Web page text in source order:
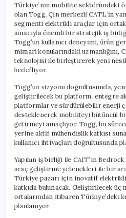
Türkiye’nin mobilite sektöründeki
olan Togg, Çin merkezli CATL’in
segmenti elektrikli araçlar için
amacıyla önemli bir stratejik iş
Togg’un kullanıcı deneyimi, ürün
mimari konularındaki uzmanlığını,
teknolojisi ile birleştirerek yeni
hedefliyor.
Togg’un vizyonu doğrultusunda,
geliştirilecek bu platform, entegre
platformlar ve sürdürülebilir enerji
desteklenerek mobiliteyi bütüncül
getirmeyi amaçlıyor. Togg, bu
yerine aktif mühendislik katkısı
kullanıcı ihtiyaçları doğrultusunda
Yapılan iş birliği ile CAIT’in
araç geliştirme yetenekleri ile bir
Türkiye pazarı için inovatif elektrikli
katkıda bulunacak. Geliştirilecek üç
ortalarından itibaren Türkiye’deki
planlanıyor.